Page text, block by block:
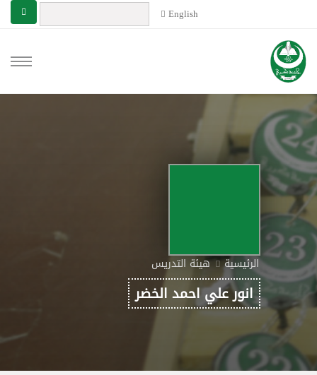
English
الرئيسية هيئة التدريس
انور علي احمد الخضر